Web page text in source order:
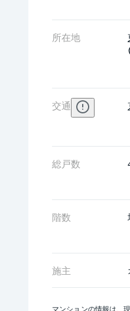
所在地
交通
総戸数
階数
施主
マンションの情報は、